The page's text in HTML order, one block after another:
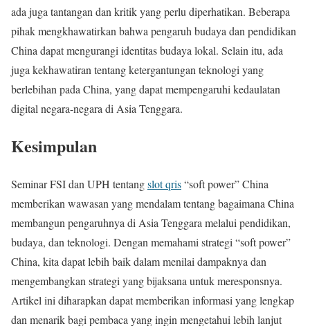
ada juga tantangan dan kritik yang perlu diperhatikan. Beberapa
pihak mengkhawatirkan bahwa pengaruh budaya dan pendidikan
China dapat mengurangi identitas budaya lokal. Selain itu, ada
juga kekhawatiran tentang ketergantungan teknologi yang
berlebihan pada China, yang dapat mempengaruhi kedaulatan
digital negara-negara di Asia Tenggara.
Kesimpulan
Seminar FSI dan UPH tentangslot qris“soft power” China
memberikan wawasan yang mendalam tentang bagaimana China
membangun pengaruhnya di Asia Tenggara melalui pendidikan,
budaya, dan teknologi. Dengan memahami strategi “soft power”
China, kita dapat lebih baik dalam menilai dampaknya dan
mengembangkan strategi yang bijaksana untuk meresponsnya.
Artikel ini diharapkan dapat memberikan informasi yang lengkap
dan menarik bagi pembaca yang ingin mengetahui lebih lanjut